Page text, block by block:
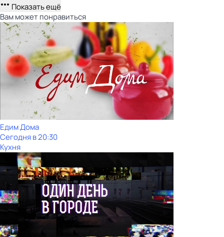
Показать ещё
Вам может понравиться
Едим Дома
Сегодня в 20:30
Кухня